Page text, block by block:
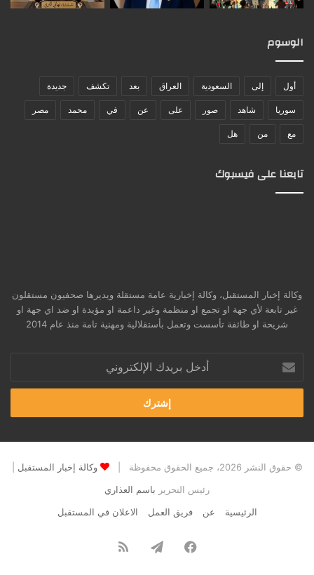
الوسوم
أول إلى السعودية العراق بعد تكشف جديدة
سوريا شاهد صور على عن في محمد مصر
مع من هل
تابعنا على فيسبوك
وكالة إخبار المستقبل، وكالة إخبارية عامة مستقلة ويديرها صحفيون مستقلون
غير تابعة لأي جهة او تجمع او منظمة وغير داعمة او مؤيدة او ضد اي جهة او
شريحة او طائفة تأسست وتعمل بأستقلالية ومهنية تامة منذ عام 2014
بريدك
الإلكتروني
© حقوق النشر 2026، جميع الحقوق محفوظة | وكالة إخبار المستقبل
رئيس التحرير باسم العذاري
الرئيسية
عن فريق العمل الاعلان في المستقبل
فيسبوكتيلقرامملخص